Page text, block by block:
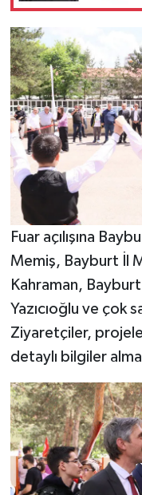
Fuar açılışına
Memiş, Bayburt İl
Kahraman,
Yazıcıoğlu ve çok
Ziyaretçiler,
detaylı bilgiler